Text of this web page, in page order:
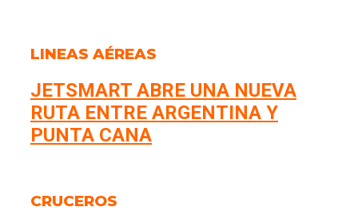
LINEAS AÉREAS
JETSMART ABRE UNA NUEVA
RUTA ENTRE ARGENTINA Y
PUNTA CANA
CRUCEROS